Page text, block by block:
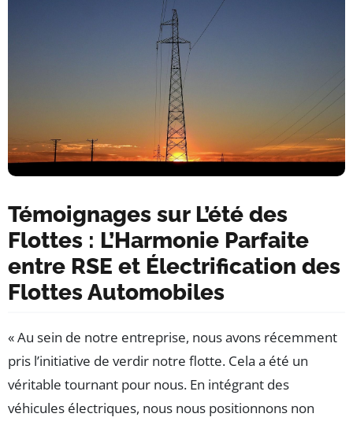
Témoignages sur L’été des
Flottes : L’Harmonie Parfaite
entre RSE et Électrification des
Flottes Automobiles
« Au sein de notre entreprise, nous avons récemment
pris l’initiative de verdir notre flotte. Cela a été un
véritable tournant pour nous. En intégrant des
véhicules électriques, nous nous positionnons non